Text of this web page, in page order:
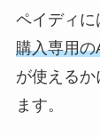
ペイディに
購入専用
が使える
ます。